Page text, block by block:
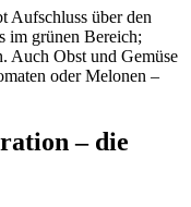
Aufschluss über den
im grünen Bereich;
Auch Obst und Gemüse
oder Melonen –
– die